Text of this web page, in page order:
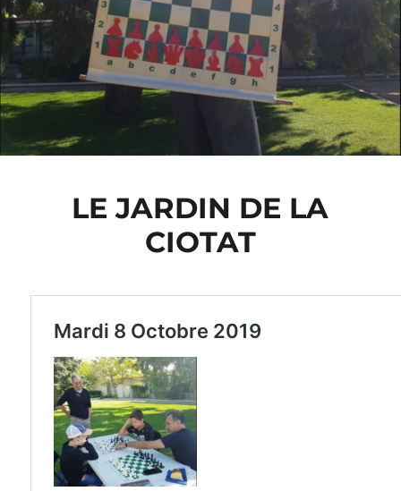
LE JARDIN DE LA
CIOTAT